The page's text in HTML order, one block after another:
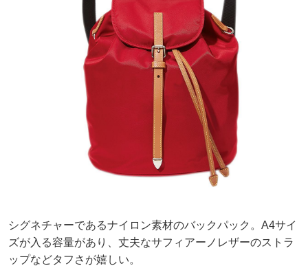
シグネチャーであるナイロン素材のバックパック。A4サイ
ズが入る容量があり、丈夫なサフィアーノレザーのストラ
ップなどタフさが嬉しい。